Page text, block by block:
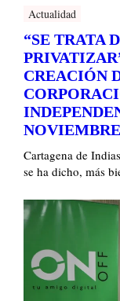
Actualidad
“SE TRATA
CREACIÓN
NOVIEMBRE
Cartagena de
se ha dicho, más